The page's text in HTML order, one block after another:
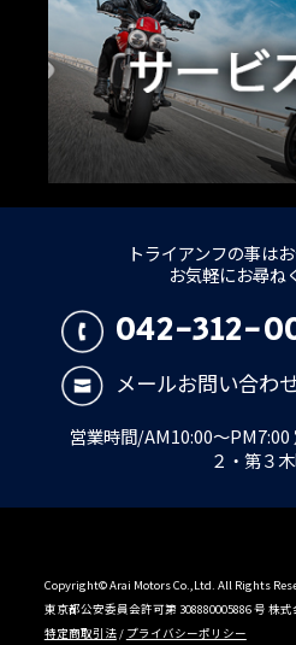
トライアンフの事は
お気軽にお尋ね
042-312-
メールお問い合わ
営業時間/AM10:00～
２・第３
Copyright© Arai Motors Co.,Ltd. All Rights
東京都公安委員会許可第 308880005886 号 株
特定商取引法/ プライバシーポリシー